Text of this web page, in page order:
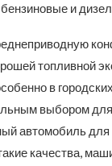
и
топливной
в
выбором
автомобиль
качества,